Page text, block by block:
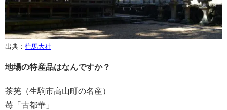
出典： 往馬大社
地場の特産品はなんですか？
茶筅（生駒市高山町の名産）
苺「古都華」